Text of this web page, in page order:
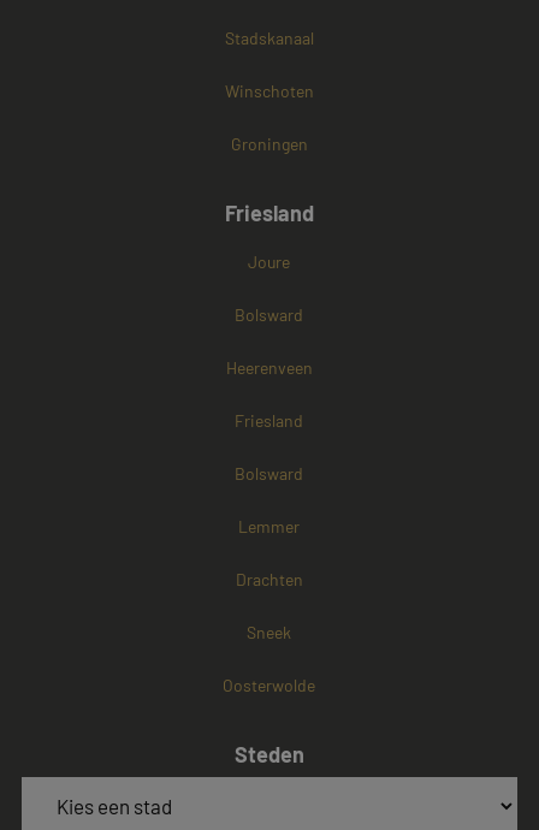
Stadskanaal
Winschoten
Groningen
Friesland
Joure
Bolsward
Heerenveen
Friesland
Bolsward
Lemmer
Drachten
Sneek
Oosterwolde
Steden